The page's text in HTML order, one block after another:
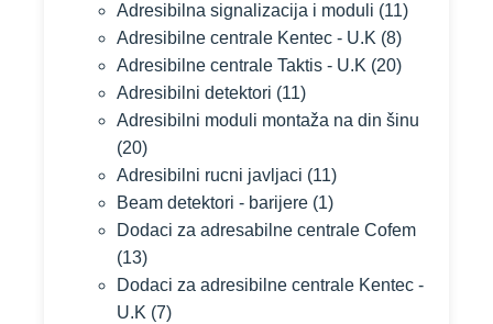
Adresibilna signalizacija i moduli (11)
Adresibilne centrale Kentec - U.K (8)
Adresibilne centrale Taktis - U.K (20)
Adresibilni detektori (11)
Adresibilni moduli montaža na din šinu
(20)
Adresibilni rucni javljaci (11)
Beam detektori - barijere (1)
Dodaci za adresabilne centrale Cofem
(13)
Dodaci za adresibilne centrale Kentec -
U.K (7)